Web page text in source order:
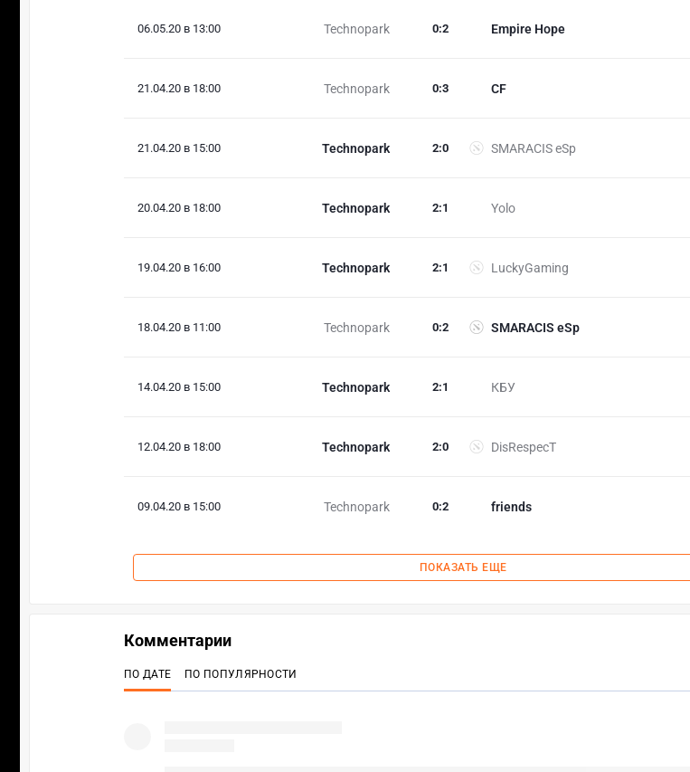
06.05.20 в 13:00 Technopark Empire Hope
0:2
21.04.20 в 18:00 Technopark CF
0:3
21.04.20 в 15:00 Technopark SMARACIS eSp
2:0
20.04.20 в 18:00 Technopark Yolo
2:1
19.04.20 в 16:00 Technopark LuckyGaming
2:1
18.04.20 в 11:00 Technopark SMARACIS eSp
0:2
14.04.20 в 15:00 Technopark КБУ
2:1
12.04.20 в 18:00 Technopark DisRespecT
2:0
09.04.20 в 15:00 Technopark friends
0:2
ПОКАЗАТЬ ЕЩЕ
Комментарии
ПО ДАТЕ ПО ПОПУЛЯРНОСТИ